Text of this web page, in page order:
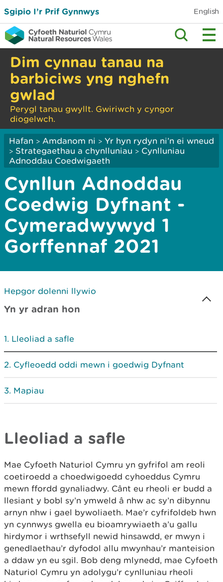
Sgipio I’r Prif Gynnwys English
Dim cynnau tanau na
barbiciws yng nghefn
gwlad
Perygl tanau gwyllt. Gwiriwch y cyngor
diogelwch.
Hafan > Amdanom ni > Yr hyn rydyn ni’n ei wneud
> Strategaethau a chynlluniau > Cynlluniau
Adnoddau Coedwigaeth
Cynllun Adnoddau
Coedwig Dyfnant -
Cymeradwywyd 1
Gorffennaf 2021
Hepgor dolenni llywio
Yn yr adran hon
Lleoliad a safle
Cyfleoedd oddi mewn i goedwig Dyfnant
Mapiau
Lleoliad a safle
Mae Cyfoeth Naturiol Cymru yn gyfrifol am reoli
coetiroedd a choedwigoedd cyhoeddus Cymru
mewn ffordd gynaliadwy. Cânt eu rheoli er budd a
llesiant y bobl sy’n ymweld â nhw ac sy’n dibynnu
arnyn nhw i gael bywoliaeth. Mae’r cyfrifoldeb hwn
yn cynnwys gwella eu bioamrywiaeth a’u gallu
hirdymor i wrthsefyll newid hinsawdd, er mwyn i
genedlaethau’r dyfodol allu mwynhau’r manteision
a ddaw yn eu sgil. Bob deng mlynedd, mae Cyfoeth
Naturiol Cymru yn adolygu’r cynlluniau rheoli